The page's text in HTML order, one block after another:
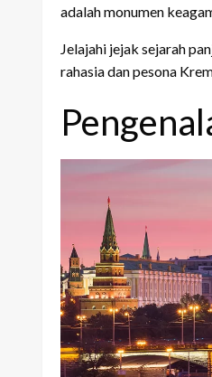
adalah monumen
Jelajahi jejak sejarah
rahasia dan pesona